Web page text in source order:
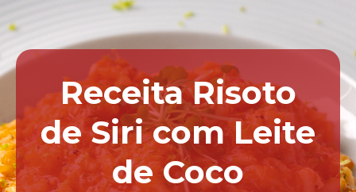
Receita Risoto
de Siri com Leite
de Coco